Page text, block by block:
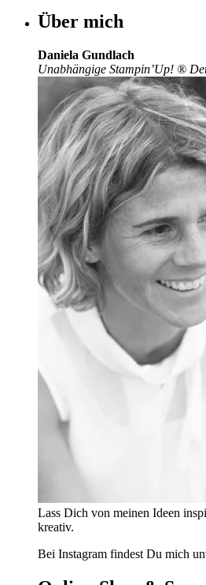
Über mich
Daniela Gundlach
Unabhängige Stampin’Up! ®
Lass Dich von meinen Ideen
kreativ.
Bei Instagram findest Du mich